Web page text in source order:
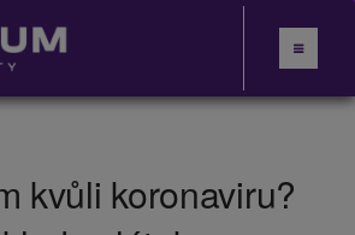
kvůli koronaviru?